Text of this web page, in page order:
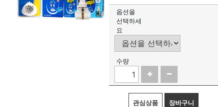
옵션을
선택하세
요
수량
관심상품 장바구니